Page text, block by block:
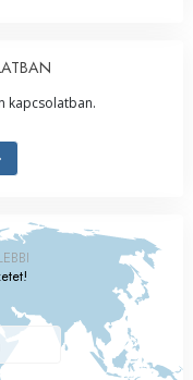
kapcsolatban.